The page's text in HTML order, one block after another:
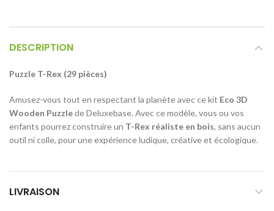
DESCRIPTION
Puzzle T-Rex (29 pièces)
Amusez-vous tout en respectant la planète avec ce kit Eco 3D
Wooden Puzzlede Deluxebase. Avec ce modèle, vous ou vos
enfants pourrez construire un T-Rex réaliste en bois, sans aucun
outil ni colle, pour une expérience ludique, créative et écologique.
LIVRAISON